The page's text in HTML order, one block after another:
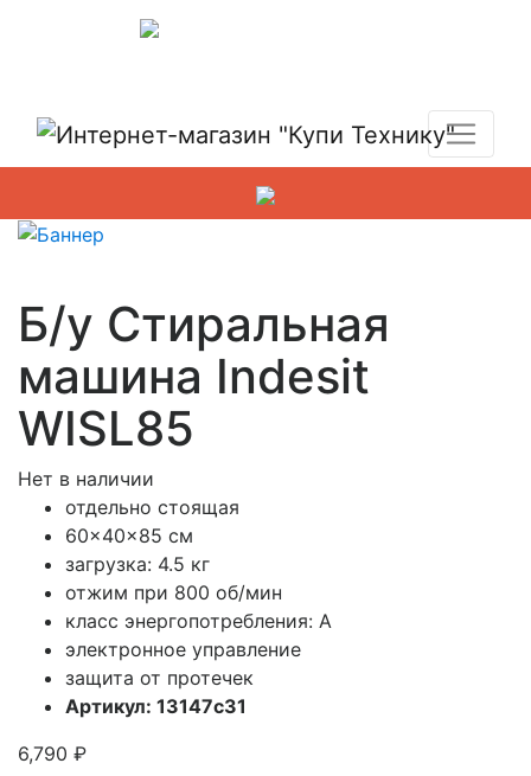
Б/у Стиральная
машина Indesit
WISL85
Нет в наличии
отдельно стоящая
60x40x85 см
загрузка: 4.5 кг
отжим при 800 об/мин
класс энергопотребления: A
электронное управление
защита от протечек
Артикул: 13147c31
6,790 ₽